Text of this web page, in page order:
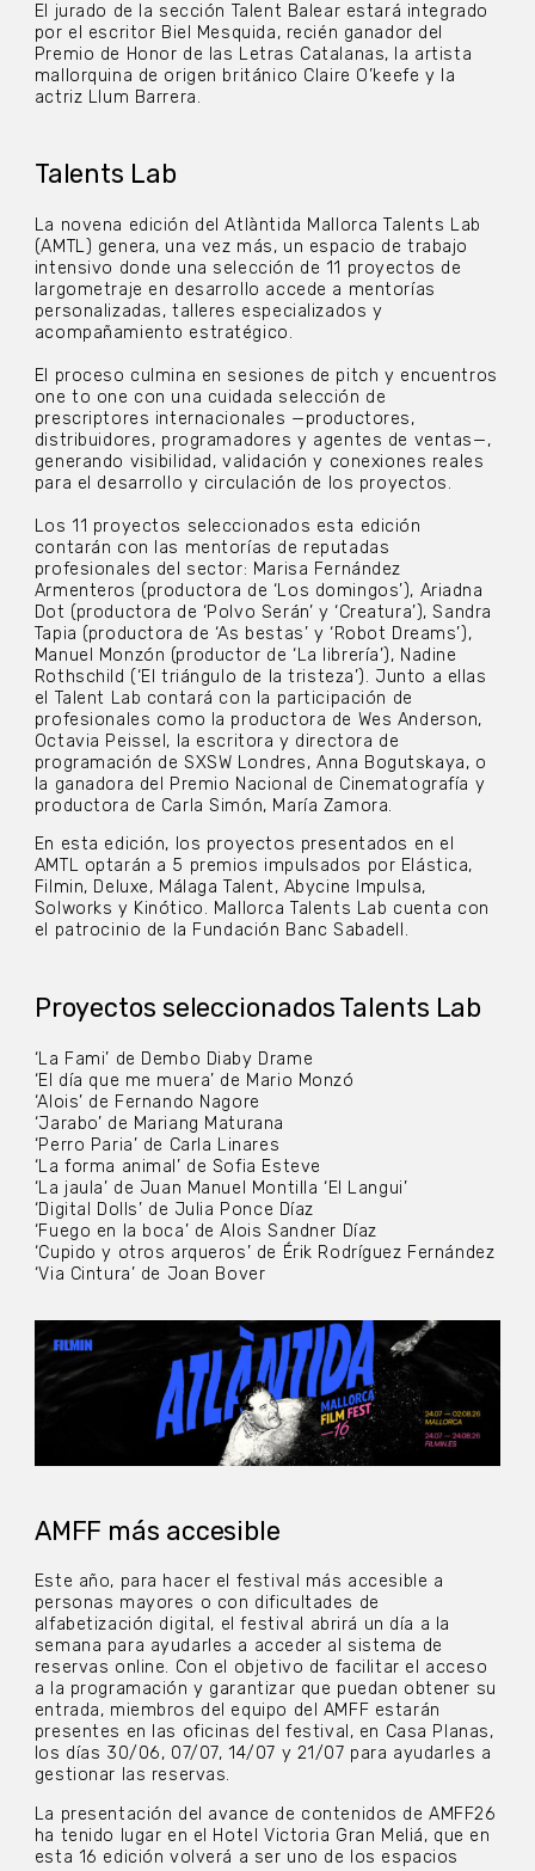
El jurado de la sección Talent Balear estará integrado
por el escritor Biel Mesquida, recién ganador del
Premio de Honor de las Letras Catalanas, la artista
mallorquina de origen británico Claire O’keefe y la
actriz Llum Barrera.
Talents Lab
La novena edición del Atlàntida Mallorca Talents Lab
(AMTL) genera, una vez más, un espacio de trabajo
intensivo donde una selección de 11 proyectos de
largometraje en desarrollo accede a mentorías
personalizadas, talleres especializados y
acompañamiento estratégico.
El proceso culmina en sesiones de pitch y encuentros
one to one con una cuidada selección de
prescriptores internacionales —productores,
distribuidores, programadores y agentes de ventas—,
generando visibilidad, validación y conexiones reales
para el desarrollo y circulación de los proyectos.
Los 11 proyectos seleccionados esta edición
contarán con las mentorías de reputadas
profesionales del sector: Marisa Fernández
Armenteros (productora de ‘Los domingos’), Ariadna
Dot (productora de ‘Polvo Serán’ y ‘Creatura’), Sandra
Tapia (productora de ‘As bestas’ y ‘Robot Dreams’),
Manuel Monzón (productor de ‘La librería’), Nadine
Rothschild (‘El triángulo de la tristeza’). Junto a ellas
el Talent Lab contará con la participación de
profesionales como la productora de Wes Anderson,
Octavia Peissel, la escritora y directora de
programación de SXSW Londres, Anna Bogutskaya, o
la ganadora del Premio Nacional de Cinematografía y
productora de Carla Simón, María Zamora.
En esta edición, los proyectos presentados en el
AMTL optarán a 5 premios impulsados por Elástica,
Filmin, Deluxe, Málaga Talent, Abycine Impulsa,
Solworks y Kinótico. Mallorca Talents Lab cuenta con
el patrocinio de la Fundación Banc Sabadell.
Proyectos seleccionados Talents Lab
‘La Fami’ de Dembo Diaby Drame
‘El día que me muera’ de Mario Monzó
‘Alois’ de Fernando Nagore
‘Jarabo’ de Mariang Maturana
‘Perro Paria’ de Carla Linares
‘La forma animal’ de Sofia Esteve
‘La jaula’ de Juan Manuel Montilla ‘El Langui’
‘Digital Dolls’ de Julia Ponce Díaz
‘Fuego en la boca’ de Alois Sandner Díaz
‘Cupido y otros arqueros’ de Érik Rodríguez Fernández
‘Via Cintura’ de Joan Bover
AMFF más accesible
Este año, para hacer el festival más accesible a
personas mayores o con dificultades de
alfabetización digital, el festival abrirá un día a la
semana para ayudarles a acceder al sistema de
reservas online. Con el objetivo de facilitar el acceso
a la programación y garantizar que puedan obtener su
entrada, miembros del equipo del AMFF estarán
presentes en las oficinas del festival, en Casa Planas,
los días 30/06, 07/07, 14/07 y 21/07 para ayudarles a
gestionar las reservas.
La presentación del avance de contenidos de AMFF26
ha tenido lugar en el Hotel Victoria Gran Meliá, que en
esta 16 edición volverá a ser uno de los espacios